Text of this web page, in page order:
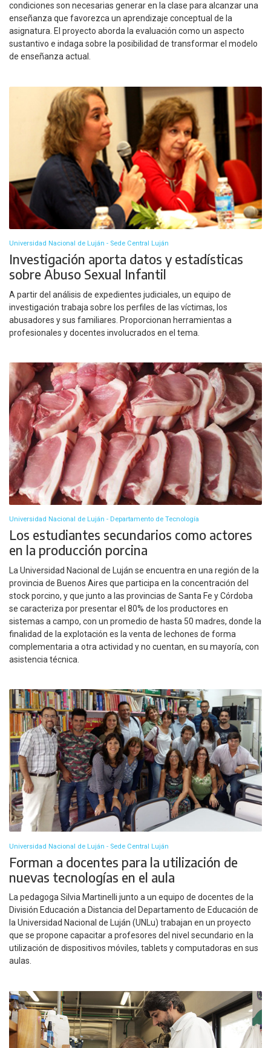
condiciones son necesarias generar en la clase para alcanzar una
enseñanza que favorezca un aprendizaje conceptual de la
asignatura. El proyecto aborda la evaluación como un aspecto
sustantivo e indaga sobre la posibilidad de transformar el modelo
de enseñanza actual.
Universidad Nacional de Luján - Sede Central Luján
Investigación aporta datos y estadísticas
sobre Abuso Sexual Infantil
A partir del análisis de expedientes judiciales, un equipo de
investigación trabaja sobre los perfiles de las víctimas, los
abusadores y sus familiares. Proporcionan herramientas a
profesionales y docentes involucrados en el tema.
Universidad Nacional de Luján - Departamento de Tecnología
Los estudiantes secundarios como actores
en la producción porcina
La Universidad Nacional de Luján se encuentra en una región de la
provincia de Buenos Aires que participa en la concentración del
stock porcino, y que junto a las provincias de Santa Fe y Córdoba
se caracteriza por presentar el 80% de los productores en
sistemas a campo, con un promedio de hasta 50 madres, donde la
finalidad de la explotación es la venta de lechones de forma
complementaria a otra actividad y no cuentan, en su mayoría, con
asistencia técnica.
Universidad Nacional de Luján - Sede Central Luján
Forman a docentes para la utilización de
nuevas tecnologías en el aula
La pedagoga Silvia Martinelli junto a un equipo de docentes de la
División Educación a Distancia del Departamento de Educación de
la Universidad Nacional de Luján (UNLu) trabajan en un proyecto
que se propone capacitar a profesores del nivel secundario en la
utilización de dispositivos móviles, tablets y computadoras en sus
aulas.